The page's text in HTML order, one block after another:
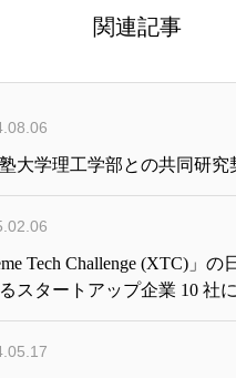
関連記事
大学理工学部との共同研究
Tech Challenge (XTC)」の
スタートアップ企業 10 社